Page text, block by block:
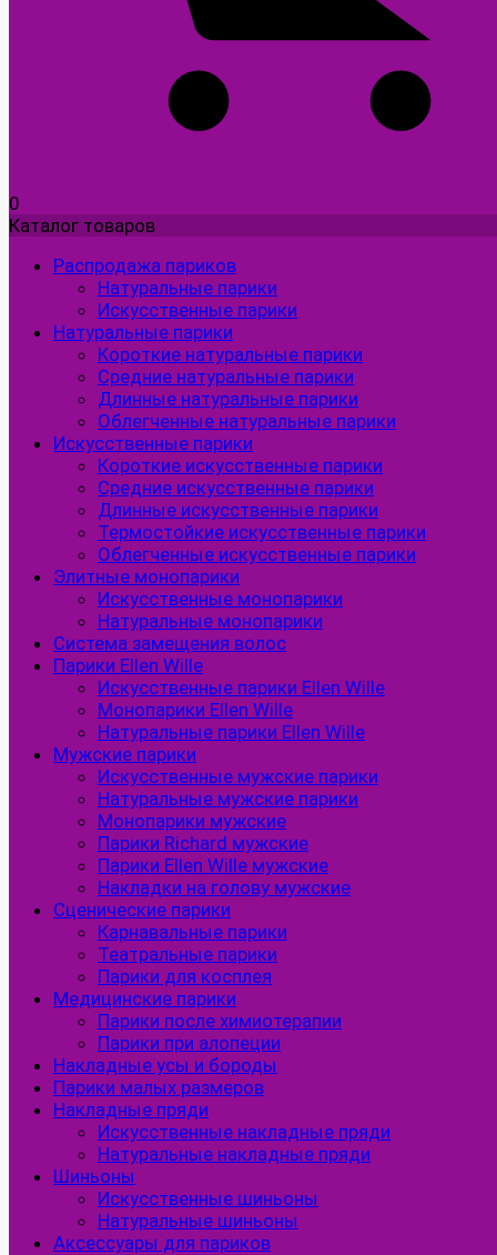
0
Каталог товаров
Распродажа париков
Натуральные парики
Искусственные парики
Натуральные парики
Короткие натуральные парики
Средние натуральные парики
Длинные натуральные парики
Облегченные натуральные парики
Искусственные парики
Короткие искусственные парики
Средние искусственные парики
Длинные искусственные парики
Термостойкие искусственные парики
Облегченные искусственные парики
Элитные монопарики
Искусственные монопарики
Натуральные монопарики
Система замещения волос
Парики Ellen Wille
Искусственные парики Ellen Wille
Монопарики Ellen Wille
Натуральные парики Ellen Wille
Мужские парики
Искусственные мужские парики
Натуральные мужские парики
Монопарики мужские
Парики Richard мужские
Парики Ellen Wille мужские
Накладки на голову мужские
Сценические парики
Карнавальные парики
Театральные парики
Парики для косплея
Медицинские парики
Парики после химиотерапии
Парики при алопеции
Накладные усы и бороды
Парики малых размеров
Накладные пряди
Искусственные накладные пряди
Натуральные накладные пряди
Шиньоны
Искусственные шиньоны
Натуральные шиньоны
Аксессуары для париков